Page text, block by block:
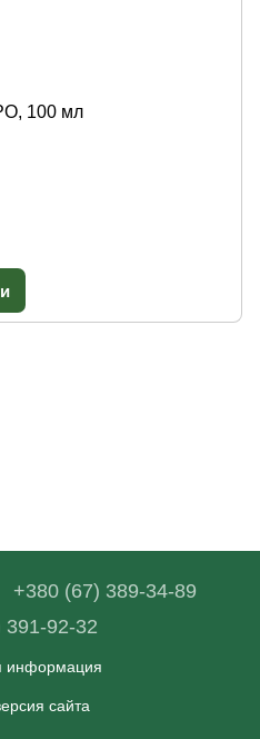
100 мл
+380 (67) 389-34-89
391-92-32
информация
сайта